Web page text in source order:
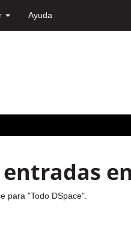
Ayuda
para "Todo DSpace".